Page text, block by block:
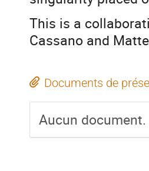
This is a
Cassano and
Documents de
Aucun document.